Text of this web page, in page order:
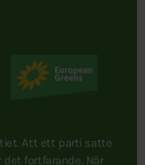
Att ett parti satte
fortfarande. När